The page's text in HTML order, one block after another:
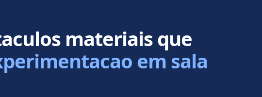
materiais que
em sala